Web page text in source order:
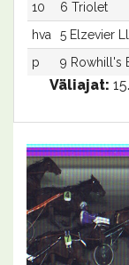
10 6 Triolet
hva
5 Elzevier
p
9 Rowhill's
Väliajat: